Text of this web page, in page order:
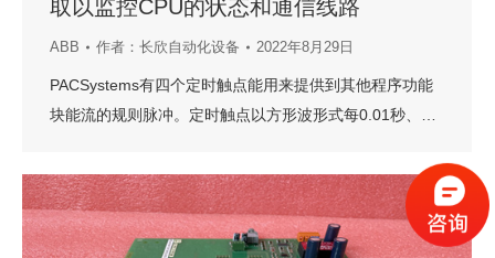
取以监控CPU的状态和通信线路
ABB 作者： 长欣自动化设备 2022年8月29日
PACSystems有四个定时触点能用来提供到其他程序功能
块能流的规则脉冲。定时触点以方形波形式每0.01秒、…